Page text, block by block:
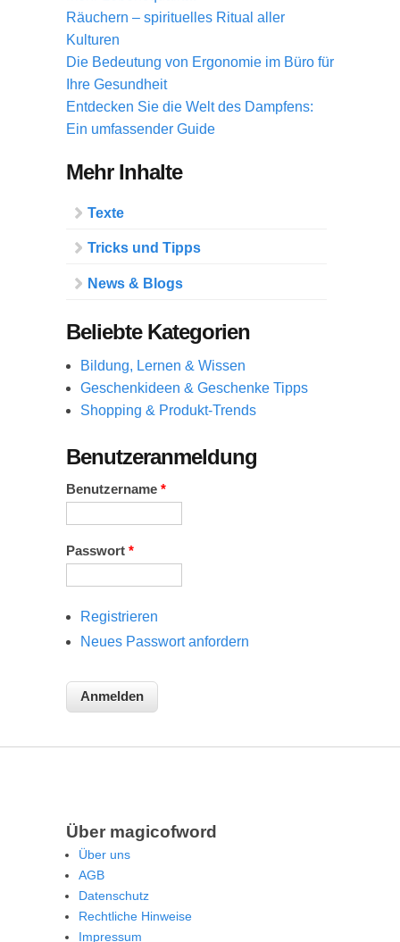
Räuchern – spirituelles Ritual aller
Kulturen
Die Bedeutung von Ergonomie im Büro für
Ihre Gesundheit
Entdecken Sie die Welt des Dampfens:
Ein umfassender Guide
Mehr Inhalte
Texte
Tricks und Tipps
News & Blogs
Beliebte Kategorien
Bildung, Lernen & Wissen
Geschenkideen & Geschenke Tipps
Shopping & Produkt-Trends
Benutzeranmeldung
Benutzername *
Passwort *
Registrieren
Neues Passwort anfordern
Über magicofword
Über uns
AGB
Datenschutz
Rechtliche Hinweise
Impressum